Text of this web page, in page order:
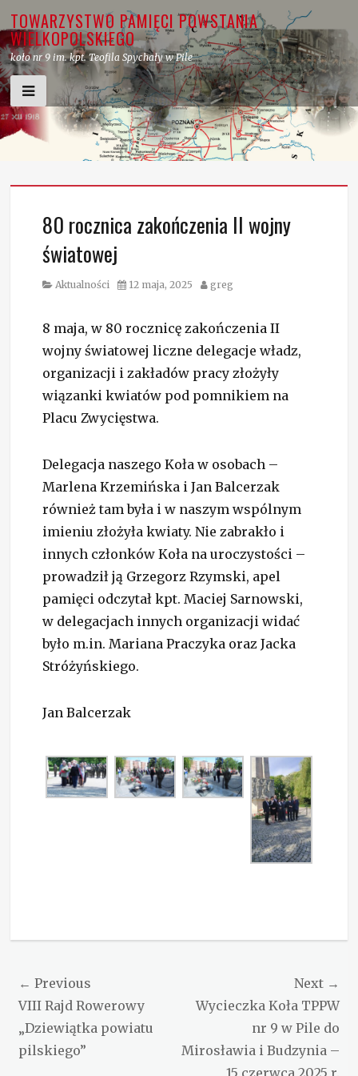
Skip
to
content
TOWARZYSTWO PAMIĘCI POWSTANIA
WIELKOPOLSKIEGO
koło nr 9 im. kpt. Teofila Spychały w Pile
80 rocznica zakończenia II wojny
światowej
Category
Aktualności
Posted
12 maja, 2025 Author
greg
8 maja, w 80 rocznicę zakończenia II
wojny światowej liczne delegacje władz,
organizacji i zakładów pracy złożyły
wiązanki kwiatów pod pomnikiem na
Placu Zwycięstwa.
Delegacja naszego Koła w osobach –
Marlena Krzemińska i Jan Balcerzak
również tam była i w naszym wspólnym
imieniu złożyła kwiaty. Nie zabrakło i
innych członków Koła na uroczystości –
prowadził ją Grzegorz Rzymski, apel
pamięci odczytał kpt. Maciej Sarnowski,
w delegacjach innych organizacji widać
było m.in. Mariana Praczyka oraz Jacka
Stróżyńskiego.
Jan Balcerzak
Aktualności
Nawigacja
wpisu
← Previous
Previous
post:
VIII Rajd Rowerowy
„Dziewiątka powiatu
pilskiego”
Next →
NextWycieczka Koła TPPW
nr 9 w Pile do
Mirosławia i Budzynia –